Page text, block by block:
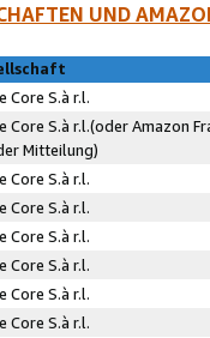
UND
Core S.à r.l.
Core S.à r.l.(oder Amazon
Mitteilung)
Core S.à r.l.
Core S.à r.l.
Core S.à r.l.
Core S.à r.l.
Core S.à r.l.
Core S.à r.l.